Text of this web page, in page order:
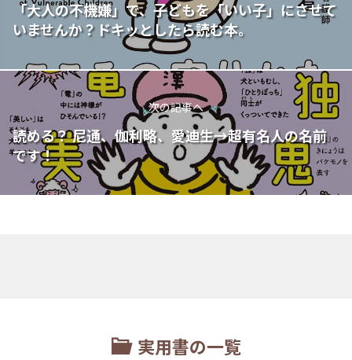
「大人の不機嫌」で、子どもを「いい子」にさせて
いませんか？ドキッとしたら読む本。
次の記事へ
読める？ 尼通、伽利略、愛迪生→超有名人の名前
です！
実用書の一覧